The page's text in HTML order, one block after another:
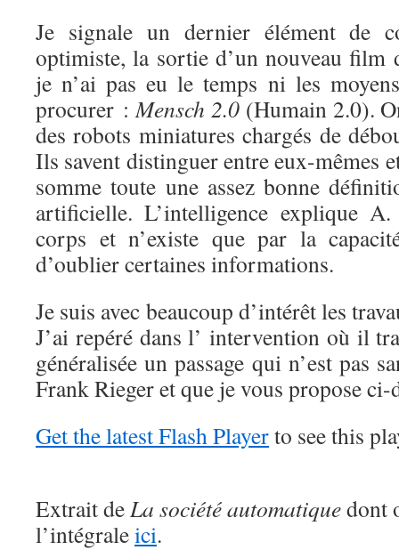
Je signale un dernier élément de
optimiste, la sortie d’un nouveau film
je n’ai pas eu le temps ni les
procurer :Mensch 2.0(Humain 2.0).
des robots miniatures chargés de
Ils savent distinguer entre eux-mêmes
somme toute une assez bonne
artificielle. L’intelligence explique
corps et n’existe que par la
d’oublier certaines informations.
Je suis avec beaucoup d’intérêt les
J’ai repéré dans l’ intervention où il
généralisée un passage qui n’est pas
Frank Rieger et que je vous propose ci-
Get the latest Flash Playerto see this
Extrait deLa société automatiquedont
l’intégraleici.